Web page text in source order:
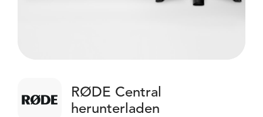
RØDE Central
herunterladen